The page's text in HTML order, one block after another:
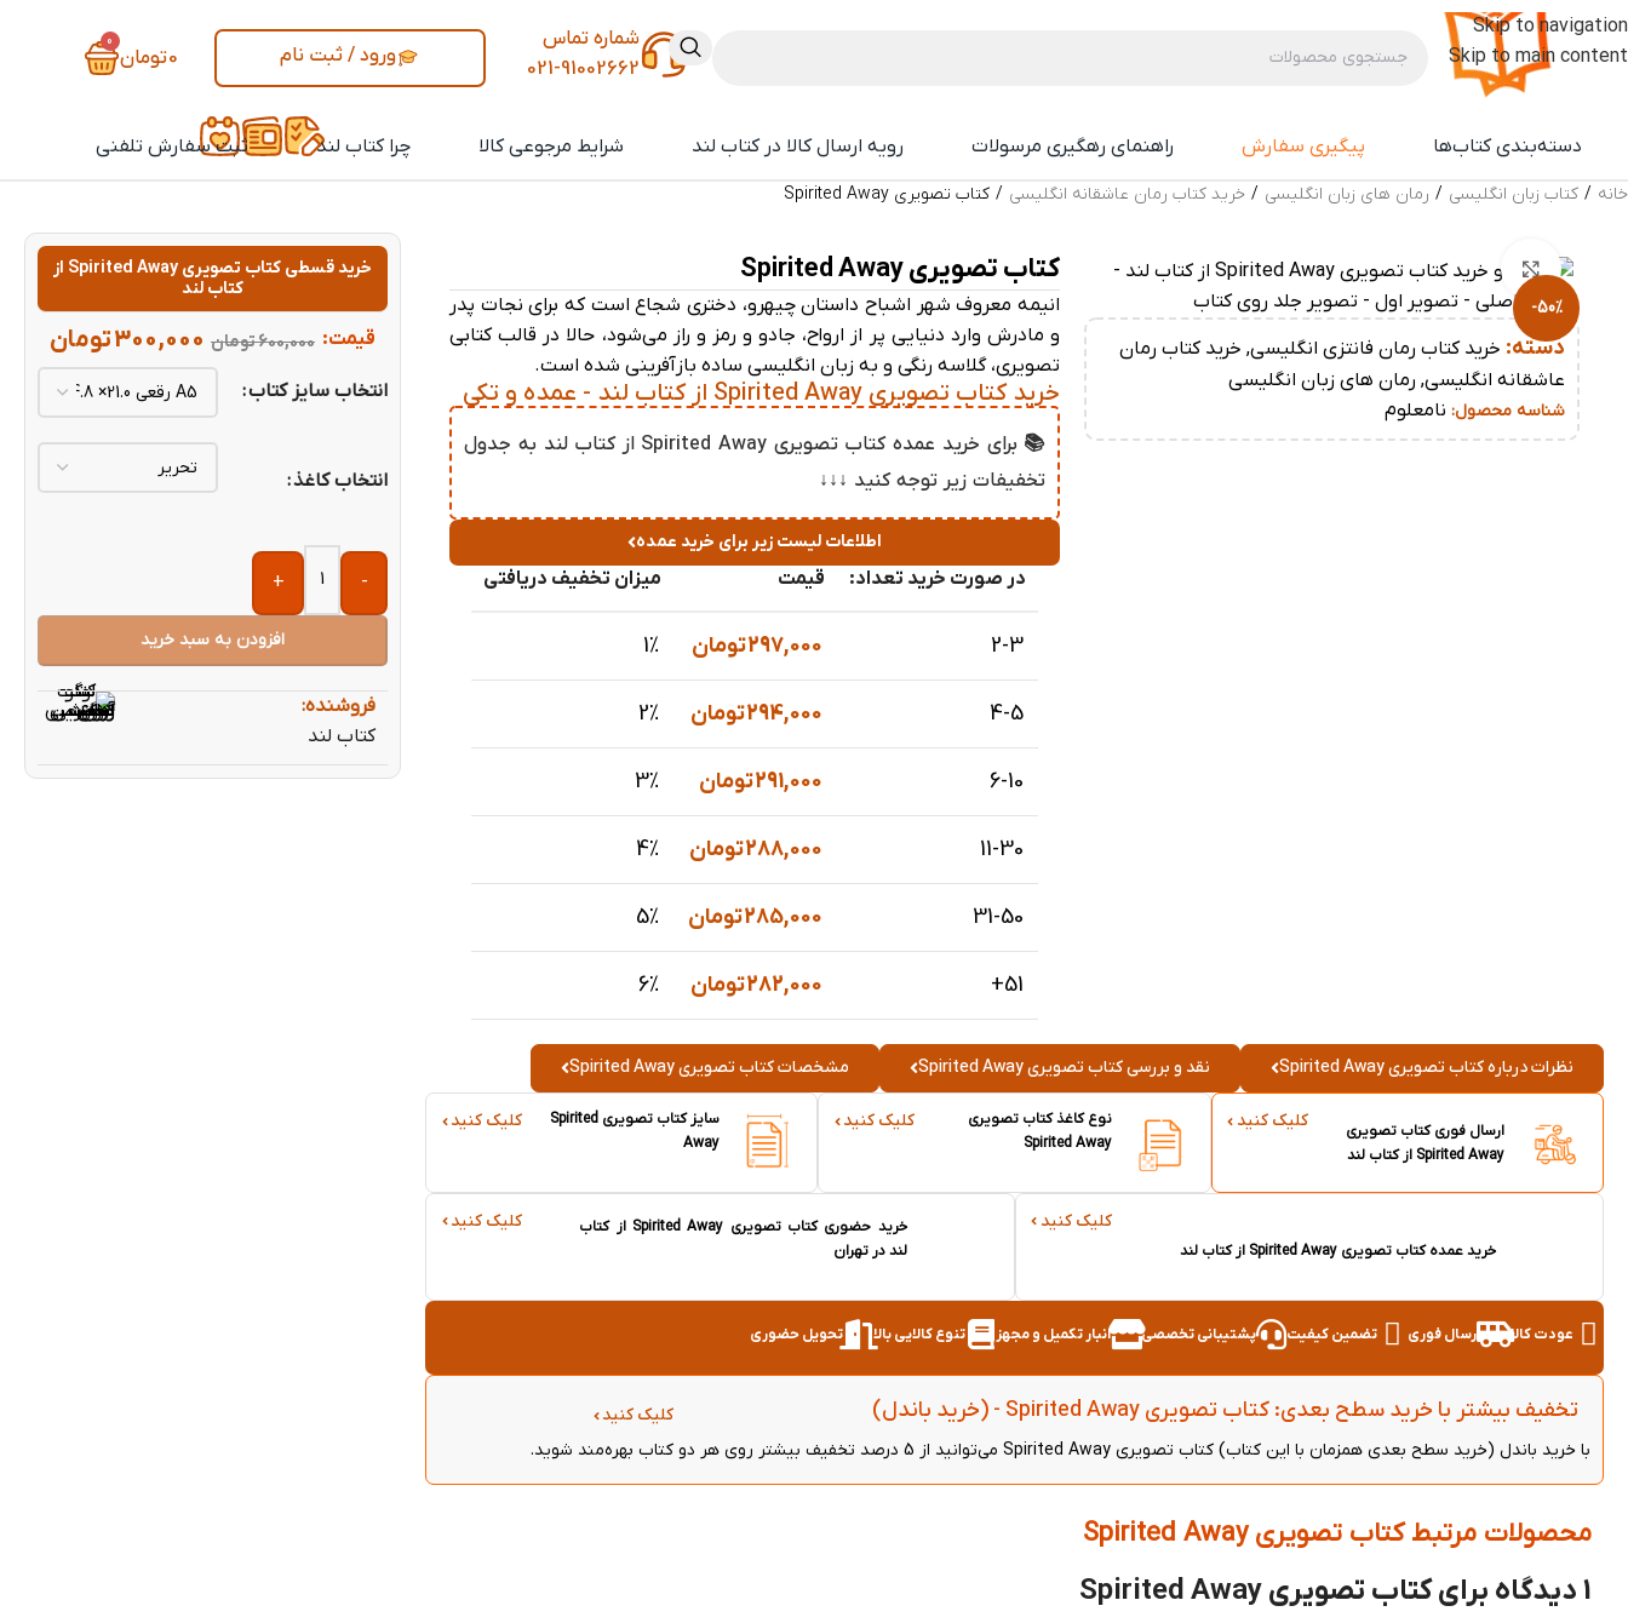
Skip to navigation
Skip to main content
شماره تماس
021-91002662
ورود / ثبت نام 0تومان
0
دسته‌بندی کتاب‌ها پیگیری سفارش راهنمای رهگیری مرسولات رویه ارسال کالا در کتاب لند شرایط مرجوعی کالا چرا کتاب لند ثبت سفارش تلفنی
خانه / کتاب زبان انگلیسی / رمان های زبان انگلیسی / خرید کتاب رمان عاشقانه انگلیسی / کتاب تصویری Spirited Away
-50%
بزرگنمایی تصویر
دسته: خرید کتاب رمان فانتزی انگلیسی, خرید کتاب رمان
عاشقانه انگلیسی, رمان های زبان انگلیسی
شناسه محصول: نامعلوم
کتاب تصویری Spirited Away
انیمه معروف شهر اشباح داستان چیهرو، دختری شجاع است که برای نجات پدر
و مادرش وارد دنیایی پر از ارواح، جادو و رمز و راز می‌شود، حالا در قالب کتابی
تصویری، گلاسه رنگی و به زبان انگلیسی ساده بازآفرینی شده است.
خرید کتاب تصویری Spirited Away از کتاب لند - عمده و تکی
📚 برای خرید عمده کتاب تصویری Spirited Away از کتاب لند به جدول
تخفیفات زیر توجه کنید ↓↓↓
اطلاعات لیست زیر برای خرید عمده
در صورت خرید تعداد: قیمت میزان تخفیف دریافتی
2-3
297,000تومان 1%
4-5
294,000تومان 2%
6-10
291,000تومان 3%
11-30
288,000تومان 4%
31-50
285,000تومان 5%
51+
282,000تومان 6%
نظرات درباره کتاب تصویری Spirited Away نقد و بررسی کتاب تصویری Spirited Away مشخصات کتاب تصویری Spirited Away
ارسال فوری کتاب تصویری
Spirited Away از کتاب لند
کلیک کنید
نوع کاغذ کتاب تصویری
Spirited Away
کلیک کنید
سایز کتاب تصویری Spirited
Away
کلیک کنید
خرید حضوری کتاب تصویری Spirited Away از کتاب
لند در تهران
کلیک کنید
خرید عمده کتاب تصویری Spirited Away از کتاب لند
کلیک کنید
عودت کالا ارسال فوری تضمین کیفیت پشتیبانی تخصصی انبار تکمیل و مجهز تنوع کالایی بالا تحویل حضوری
تخفیف بیشتر با خرید سطح بعدی: کتاب تصویری Spirited Away - (خرید باندل)
کلیک کنید
با خرید باندل (خرید سطح بعدی همزمان با این کتاب) کتاب تصویری Spirited Away می‌توانید از 5 درصد تخفیف بیشتر روی هر دو کتاب بهره‌مند شوید.
محصولات مرتبط کتاب تصویری Spirited Away
1 دیدگاه برای کتاب تصویری Spirited Away
خرید قسطی کتاب تصویری Spirited Away از
کتاب لند
قیمت: 600,000تومان 300,000تومان
انتخاب سایز کتاب
انتخاب کاغذ
-
+
افزودن به سبد خرید
فروشنده:
کتاب لند